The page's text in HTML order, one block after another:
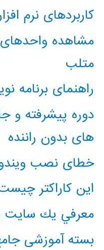
کاربردهای نرم
مشاهده واحدهای
متلب
راهنمای برنامه
دوره پیشرفته و
های بدون راننده
خطای نصب
این کاراکتر چیست؟
معرفي يك سايت
بسته آموزشی